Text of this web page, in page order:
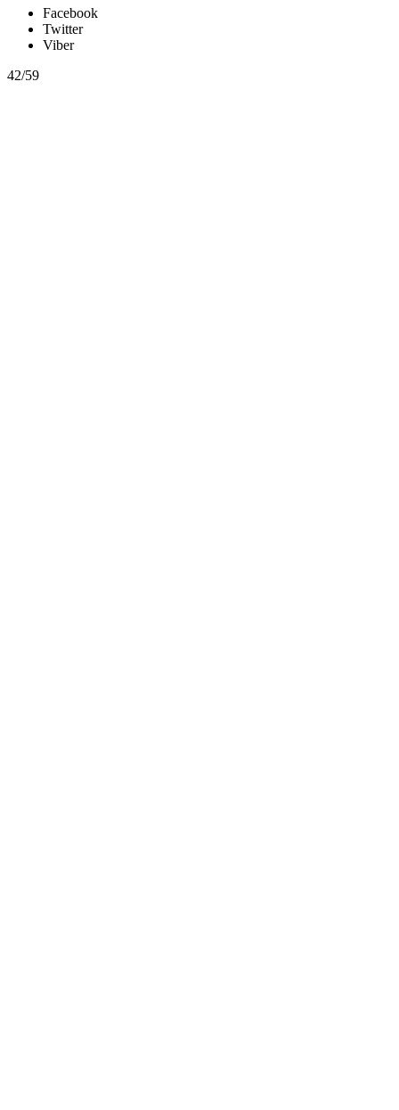
Facebook
Twitter
Viber
42/59